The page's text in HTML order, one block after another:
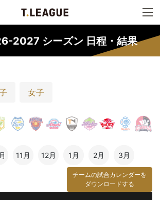
2027 シーズン 日程・結果
女子
11月 12月 1月 2月 3月
チームの試合カレンダーを
ダウンロードする